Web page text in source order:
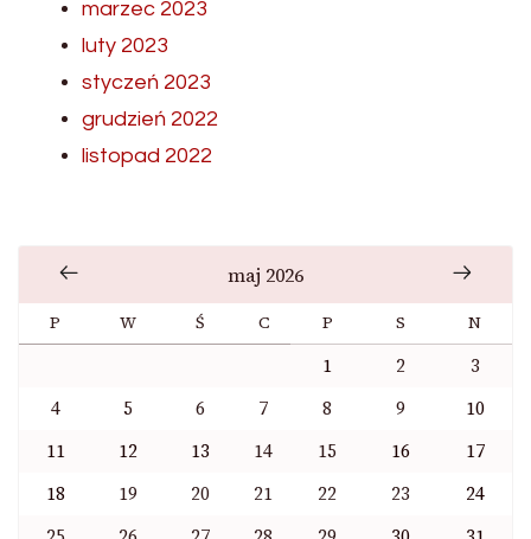
marzec 2023
luty 2023
styczeń 2023
grudzień 2022
listopad 2022
maj 2026
P W Ś C P S N
1 2
3
4
5 6 7 8 9
10
11
12 13 14 15 16
17
18
19 20 21 22 23
24